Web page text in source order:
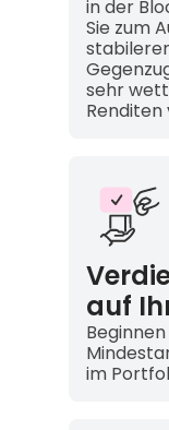
in der
Sie zum
sehr
Renditen
auf
im